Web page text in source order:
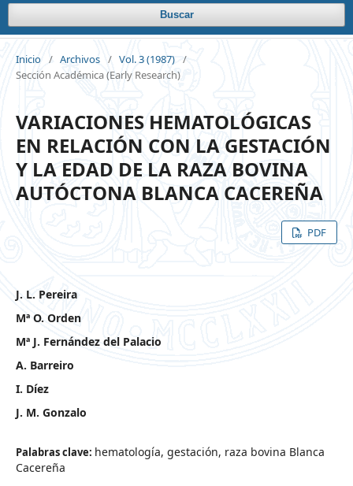
Buscar
Inicio / Archivos / Vol. 3 (1987) /
Sección Académica (Early Research)
VARIACIONES HEMATOLÓGICAS
EN RELACIÓN CON LA GESTACIÓN
Y LA EDAD DE LA RAZA BOVINA
AUTÓCTONA BLANCA CACEREÑA
PDF
J. L. Pereira
Mª O. Orden
Mª J. Fernández del Palacio
A. Barreiro
I. Díez
J. M. Gonzalo
Palabras clave: hematología, gestación, raza bovina Blanca
Cacereña